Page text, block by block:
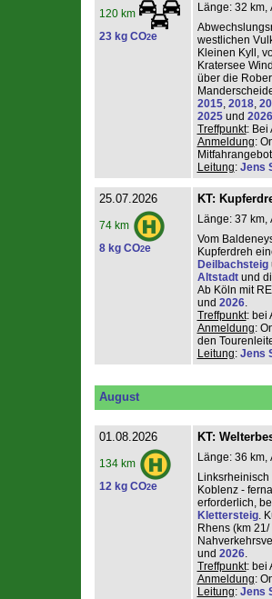
120 km
23 kg CO2e
Länge: 32 km,
westlichen
Kleinen Kyll,
Kratersee
über die
2015, 2018,
2025und 2026
Treffpunkt: Bei
Anmeldung:
Leitung: Jens
25.07.2026
74 km
8 kg CO2e
KT:
Länge: 37 km,
Vom
Kupferdreh
Deilbachsteig
Altstadtund
Ab Köln mit
und 2026.
Treffpunkt: bei
Anmeldung:
den
Leitung: Jens
August
01.08.2026
134 km
12 kg CO2e
KT:
Länge: 36 km,
Koblenz -
erforderlich,
Klettersteig.
Rhens (km
und 2026.
Treffpunkt: bei
Anmeldung:
Leitung: Jens